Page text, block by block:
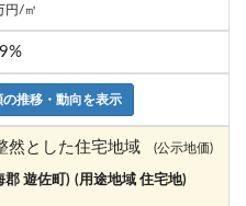
円/㎡
の推移・動向を表示
然とした住宅地域 (公示地価)
郡 遊佐町) (用途地域 住宅地)